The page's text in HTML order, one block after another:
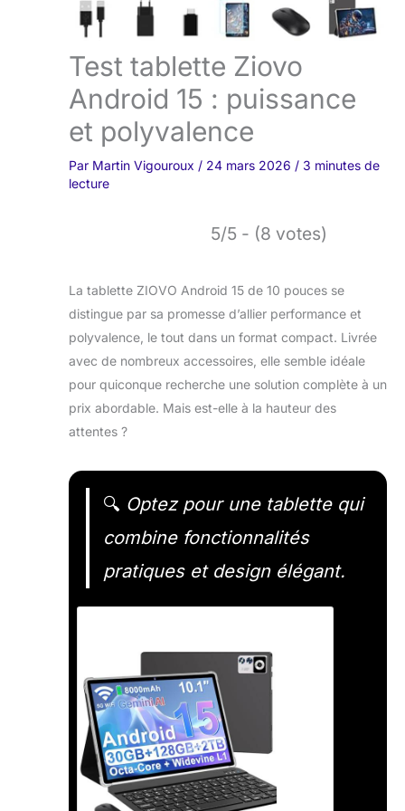
Test tablette Ziovo
Android 15 : puissance
et polyvalence
Par Martin Vigouroux / 24 mars 2026 / 3 minutes de
lecture
5/5 - (8 votes)
La tablette ZIOVO Android 15 de 10 pouces se
distingue par sa promesse d’allier performance et
polyvalence, le tout dans un format compact. Livrée
avec de nombreux accessoires, elle semble idéale
pour quiconque recherche une solution complète à un
prix abordable. Mais est-elle à la hauteur des
attentes ?
🔍 Optez pour une tablette qui
combine fonctionnalités
pratiques et design élégant.